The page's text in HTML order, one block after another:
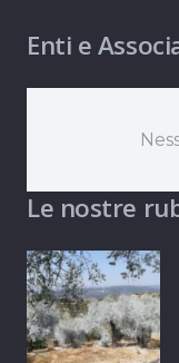
Enti e
Le nostre